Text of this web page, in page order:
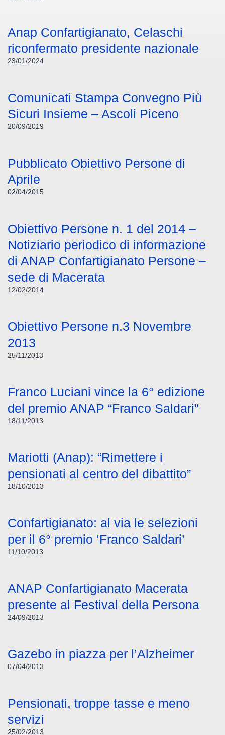
Anap Confartigianato, Celaschi
riconfermato presidente nazionale
23/01/2024
Comunicati Stampa Convegno Più
Sicuri Insieme – Ascoli Piceno
20/09/2019
Pubblicato Obiettivo Persone di
Aprile
02/04/2015
Obiettivo Persone n. 1 del 2014 –
Notiziario periodico di informazione
di ANAP Confartigianato Persone –
sede di Macerata
12/02/2014
Obiettivo Persone n.3 Novembre
2013
25/11/2013
Franco Luciani vince la 6° edizione
del premio ANAP “Franco Saldari”
18/11/2013
Mariotti (Anap): “Rimettere i
pensionati al centro del dibattito”
18/10/2013
Confartigianato: al via le selezioni
per il 6° premio ‘Franco Saldari’
11/10/2013
ANAP Confartigianato Macerata
presente al Festival della Persona
24/09/2013
Gazebo in piazza per l’Alzheimer
07/04/2013
Pensionati, troppe tasse e meno
servizi
25/02/2013